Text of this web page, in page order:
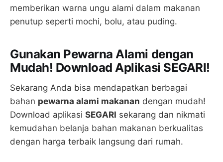
memberikan warna ungu alami dalam makanan
penutup seperti mochi, bolu, atau puding.
Gunakan Pewarna Alami dengan
Mudah! Download Aplikasi SEGARI!
Sekarang Anda bisa mendapatkan berbagai
bahan pewarna alami makanan dengan mudah!
Download aplikasi SEGARI sekarang dan nikmati
kemudahan belanja bahan makanan berkualitas
dengan harga terbaik langsung dari rumah.